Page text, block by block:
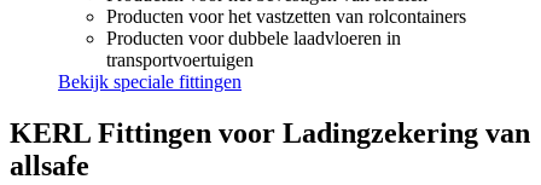
Producten voor het vastzetten van rolcontainers
Producten voor dubbele laadvloeren in
transportvoertuigen
Bekijk speciale fittingen
KERL Fittingen voor Ladingzekering van
allsafe